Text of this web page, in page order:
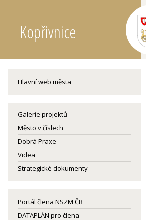
Kopřivnice
Hlavní web města
Galerie projektů
Město v číslech
Dobrá Praxe
Videa
Strategické dokumenty
Portál člena NSZM ČR
DATAPLÁN pro člena